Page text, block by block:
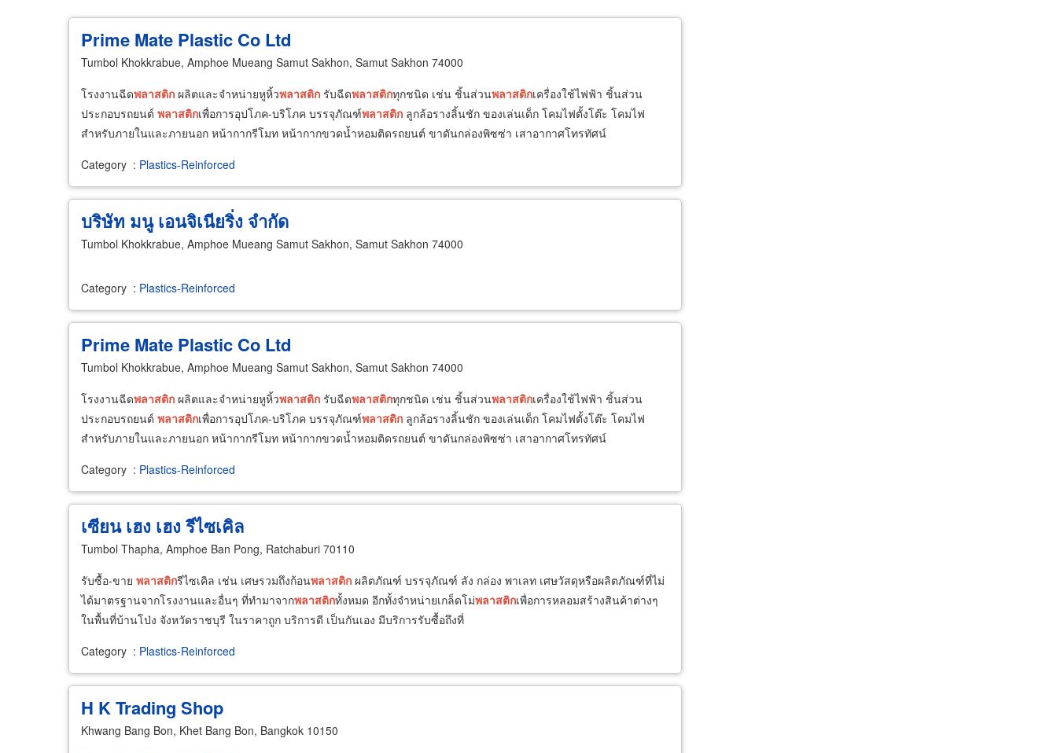
Prime Mate Plastic Co Ltd
Tumbol Khokkrabue, Amphoe Mueang Samut Sakhon, Samut Sakhon 74000
โรงงานฉีดพลาสติก ผลิตและจำหน่ายหูหิ้วพลาสติก รับฉีดพลาสติกทุกชนิด เช่น ชิ้นส่วนพลาสติกเครื่องใช้ไฟฟ้า ชิ้นส่วน
ประกอบรถยนต์ พลาสติกเพื่อการอุปโภค-บริโภค บรรจุภัณฑ์พลาสติก ลูกล้อรางลิ้นชัก ของเล่นเด็ก โคมไฟตั้งโต๊ะ โคมไฟ
สำหรับภายในและภายนอก หน้ากากรีโมท หน้ากากขวดน้ำหอมติดรถยนต์ ขาดันกล่องพิซซ่า เสาอากาศโทรทัศน์
Category : Plastics-Reinforced
บริษัท มนู เอนจิเนียริ่ง จำกัด
Tumbol Khokkrabue, Amphoe Mueang Samut Sakhon, Samut Sakhon 74000
Category : Plastics-Reinforced
Prime Mate Plastic Co Ltd
Tumbol Khokkrabue, Amphoe Mueang Samut Sakhon, Samut Sakhon 74000
โรงงานฉีดพลาสติก ผลิตและจำหน่ายหูหิ้วพลาสติก รับฉีดพลาสติกทุกชนิด เช่น ชิ้นส่วนพลาสติกเครื่องใช้ไฟฟ้า ชิ้นส่วน
ประกอบรถยนต์ พลาสติกเพื่อการอุปโภค-บริโภค บรรจุภัณฑ์พลาสติก ลูกล้อรางลิ้นชัก ของเล่นเด็ก โคมไฟตั้งโต๊ะ โคมไฟ
สำหรับภายในและภายนอก หน้ากากรีโมท หน้ากากขวดน้ำหอมติดรถยนต์ ขาดันกล่องพิซซ่า เสาอากาศโทรทัศน์
Category : Plastics-Reinforced
เซียน เฮง เฮง รีไซเคิล
Tumbol Thapha, Amphoe Ban Pong, Ratchaburi 70110
รับซื้อ-ขาย พลาสติกรีไซเคิล เช่น เศษรวมถึงก้อนพลาสติก ผลิตภัณฑ์ บรรจุภัณฑ์ ลัง กล่อง พาเลท เศษวัสดุหรือผลิตภัณฑ์ที่ไม่
ได้มาตรฐานจากโรงงานและอื่นๆ ที่ทำมาจากพลาสติกทั้งหมด อีกทั้งจำหน่ายเกล็ดโม่พลาสติกเพื่อการหลอมสร้างสินค้าต่างๆ
ในพื้นที่บ้านโป่ง จังหวัดราชบุรี ในราคาถูก บริการดี เป็นกันเอง มีบริการรับซื้อถึงที่
Category : Plastics-Reinforced
H K Trading Shop
Khwang Bang Bon, Khet Bang Bon, Bangkok 10150